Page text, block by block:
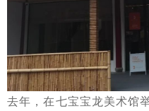
去年，在七宝宝龙美术馆